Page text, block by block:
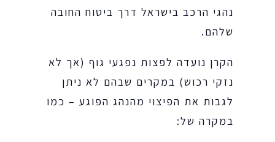
נהגי הרכב בישראל דרך ביטוח החובה
שלהם.
הקרן נועדה לפצות נפגעי גוף (אך לא
נזקי רכוש) במקרים שבהם לא ניתן
לגבות את הפיצוי מהנהג הפוגע – כמו
במקרה של: